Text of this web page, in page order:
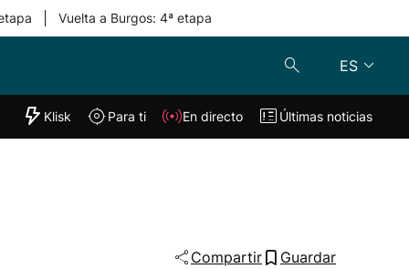
Vuelta a Burgos: 4ª etapa
ES
"Helmuga"
Klisk En directo
Klisk Para ti En directo Últimas noticias
Compartir Guardar